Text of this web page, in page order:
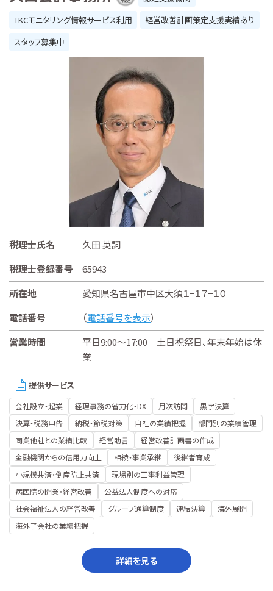
TKCモニタリング情報サービス利用
経営改善計画策定支援実績あり
スタッフ募集中
税理士氏名
久田 英詞
税理士登録番号
65943
所在地
愛知県名古屋市中区大須１−１７−１０
電話番号
（電話番号を表示）
営業時間
平日9:00～17:00 土日祝祭日、年末年始は休
業
提供サービス
会社設立・起業 経理事務の省力化・DX 月次訪問
黒字決算
決算・税務申告
納税・節税対策 自社の業績把握
部門別の業績管理
同業他社との業績比較
経営助言
経営改善計画書の作成
金融機関からの信用力向上
相続・事業承継
後継者育成
小規模共済・倒産防止共済
現場別の工事利益管理
病医院の開業・経営改善
公益法人制度への対応
社会福祉法人の経営改善
グループ通算制度 連結決算
海外展開
海外子会社の業績把握
詳細を見る